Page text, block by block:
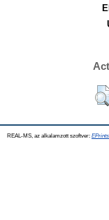
REAL-MS, az alkalamzott szoftver: